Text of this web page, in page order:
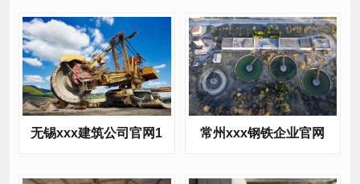
无锡xxx建筑公司官网1 常州xxx钢铁企业官网